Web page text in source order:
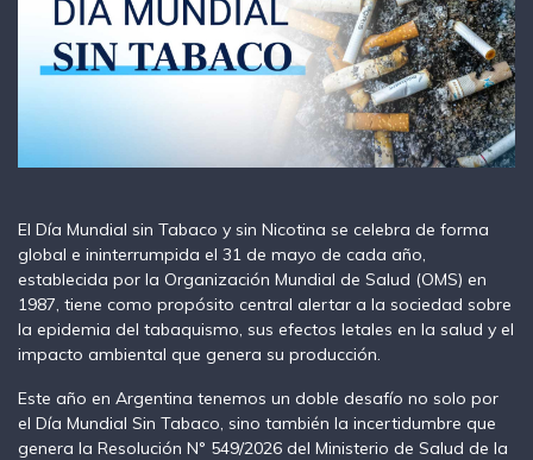
El Día Mundial sin Tabaco y sin Nicotina se celebra de forma
global e ininterrumpida el 31 de mayo de cada año,
establecida por la Organización Mundial de Salud (OMS) en
1987, tiene como propósito central alertar a la sociedad sobre
la epidemia del tabaquismo, sus efectos letales en la salud y el
impacto ambiental que genera su producción.
Este año en Argentina tenemos un doble desafío no solo por
el Día Mundial Sin Tabaco, sino también la incertidumbre que
genera la Resolución N° 549/2026 del Ministerio de Salud de la